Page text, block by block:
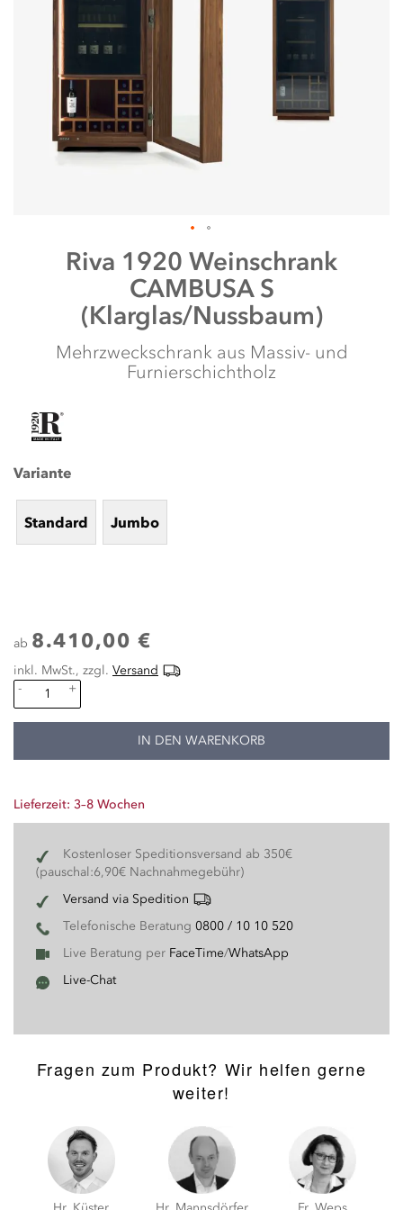
Bildergalerie
Riva 1920 Weinschrank
CAMBUSA S
(Klarglas/Nussbaum)
Mehrzweckschrank aus Massiv- und
Furnierschichtholz
Variante
Standard Jumbo
ab 8.410,00 €
inkl. MwSt., zzgl. Versand
-
+
IN DEN WARENKORB
Lieferzeit: 3–8 Wochen
Kostenloser Speditionsversand ab 350€
(pauschal:6,90€ Nachnahmegebühr)
Versand via Spedition
Telefonische Beratung 0800 / 10 10 520
Live Beratung per FaceTime/WhatsApp
Live-Chat
Fragen zum Produkt? Wir helfen gerne
weiter!